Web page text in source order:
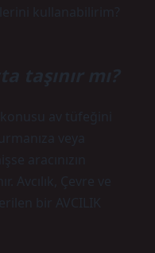
kullanabilirim?
taşınır mı?
av tüfeğini
veya
aracınızın
Avcılık, Çevre ve
bir AVCILIK